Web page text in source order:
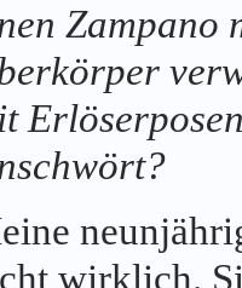
Zampano
wirklich.